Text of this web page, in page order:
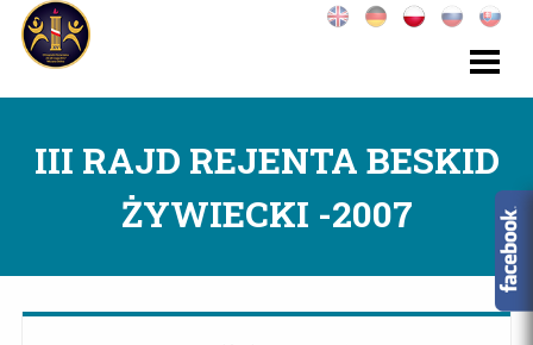
III RAJD REJENTA BESKID
ŻYWIECKI -2007